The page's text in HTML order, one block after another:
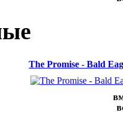
The Promise - Bald